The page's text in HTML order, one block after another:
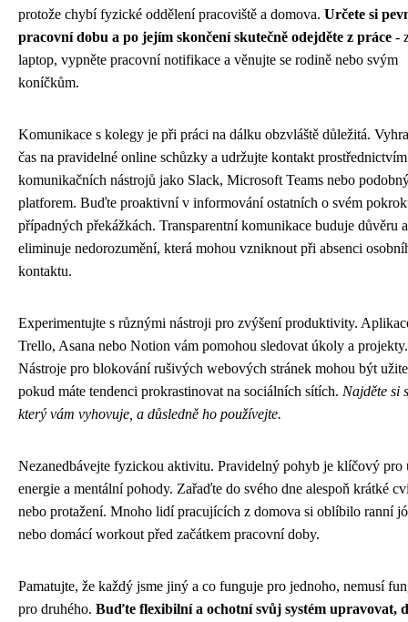
protože chybí fyzické oddělení pracoviště a domova. Určete si
pracovní dobu a po jejím skončení skutečně odejděte z práce -
laptop, vypněte pracovní notifikace a věnujte se rodině nebo svým
koníčkům.
Komunikace s kolegy je při práci na dálku obzvláště důležitá.
čas na pravidelné online schůzky a udržujte kontakt prostřednictvím
komunikačních nástrojů jako Slack, Microsoft Teams nebo
platforem. Buďte proaktivní v informování ostatních o svém
případných překážkách. Transparentní komunikace buduje důvěru a
eliminuje nedorozumění, která mohou vzniknout při absenci
kontaktu.
Experimentujte s různými nástroji pro zvýšení produktivity.
Trello, Asana nebo Notion vám pomohou sledovat úkoly a projekty.
Nástroje pro blokování rušivých webových stránek mohou být
pokud máte tendenci prokrastinovat na sociálních sítích. Najděte si
který vám vyhovuje, a důsledně ho používejte.
Nezanedbávejte fyzickou aktivitu. Pravidelný pohyb je klíčový pro
energie a mentální pohody. Zařaďte do svého dne alespoň krátké
nebo protažení. Mnoho lidí pracujících z domova si oblíbilo ranní
nebo domácí workout před začátkem pracovní doby.
Pamatujte, že každý jsme jiný a co funguje pro jednoho, nemusí
pro druhého. Buďte flexibilní a ochotní svůj systém upravovat,